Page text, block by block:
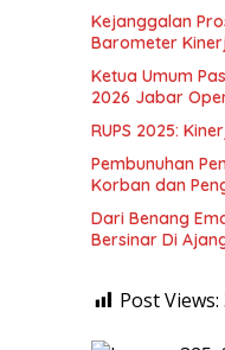
Kejanggalan
Barometer
Ketua Umum
2026 Jabar
RUPS 2025:
Pembunuhan
Korban dan
Dari Benang
Bersinar Di
Post Views: